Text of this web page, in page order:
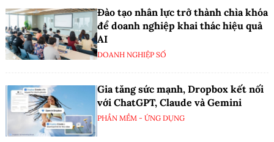
Đào tạo nhân lực trở thành chìa khóa
để doanh nghiệp khai thác hiệu quả
AI
DOANH NGHIỆP SỐ
Gia tăng sức mạnh, Dropbox kết nối
với ChatGPT, Claude và Gemini
PHẦN MỀM - ỨNG DỤNG